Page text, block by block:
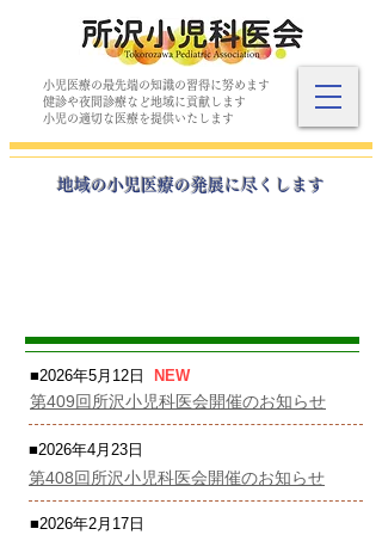
小児医療の最先端の知識の習得に努めます
​健診や夜間診療など地域に貢献します
​小児の適切な医療を提供いたします
​地域の小児医療の発展に尽くします
■2026年5月12日 NEW
​第409回所沢小児科医会開催のお知らせ
■2026年4月23日
​第408回所沢小児科医会開催のお知らせ
■2026年2月17日